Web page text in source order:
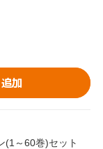
加
(1～60巻)セット